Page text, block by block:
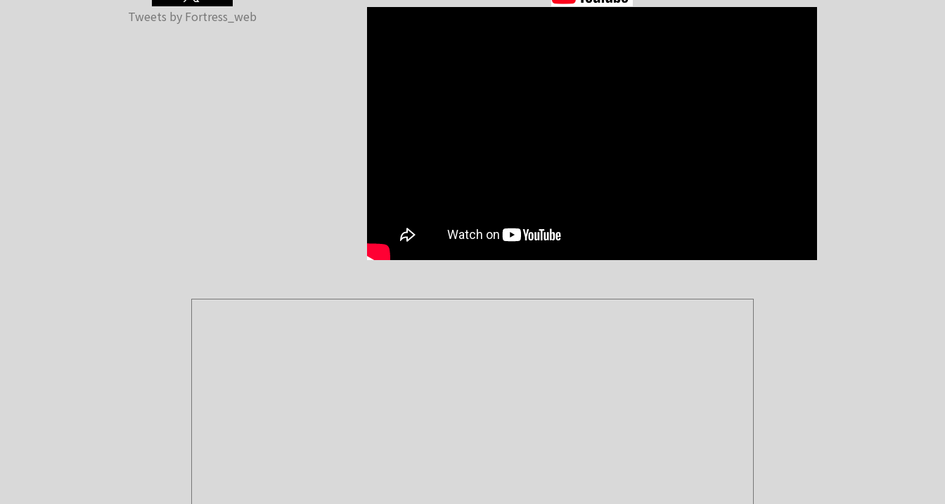
Tweets by Fortress_web